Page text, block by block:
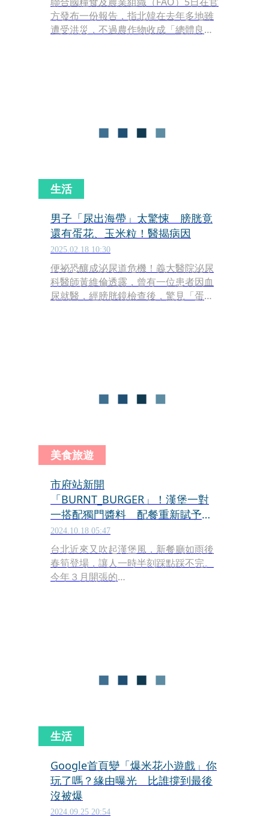
方發布一份報告，指北韓在去年多地雖
遭受洪災，不過農作物收成「總體良
生活
男子「尿出海帶」太驚悚 膀胱竟
還有蛋花、玉米粒！醫揭病因
2025.02.18 10:30
便祕恐釀成泌尿道危機！義大醫院泌尿
科醫師黃維倫透露，曾有一位患者因血
尿就醫，經膀胱鏡檢查後，驚見「蛋
美食旅遊
市府站新開
「BURNT_BURGER」！漢堡一對
一搭配獨門醬料 配餐重新賦予美
食定義
2024.10.18 05:47
台北近來又吹起漢堡風，新餐廳如雨後
春筍登場，讓人一時半刻踩點踩不完。
今年３月開張的
生活
Google首頁變「爆米花小遊戲」你
玩了嗎？緣由曝光 比誰撐到最後
沒被爆
2024.09.25 20:54